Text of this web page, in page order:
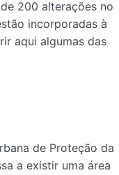
200 alterações no
incorporadas à
aqui algumas das
de Proteção da
a existir uma área